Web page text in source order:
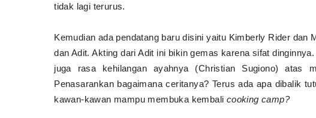
tidak lagi terurus.
Kemudian ada pendatang baru disini yaitu Kimberly Rider dan
dan Adit. Akting dari Adit ini bikin gemas karena sifat
juga rasa kehilangan ayahnya (Christian Sugiono) atas
Penasarankan bagaimana ceritanya? Terus ada apa dibalik
kawan-kawan mampu membuka kembali cooking camp?